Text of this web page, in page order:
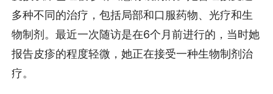
多种不同的治疗，包括局部和口服药物、光疗和生
物制剂。最近一次随访是在6个月前进行的，当时她
报告皮疹的程度轻微，她正在接受一种生物制剂治
疗。